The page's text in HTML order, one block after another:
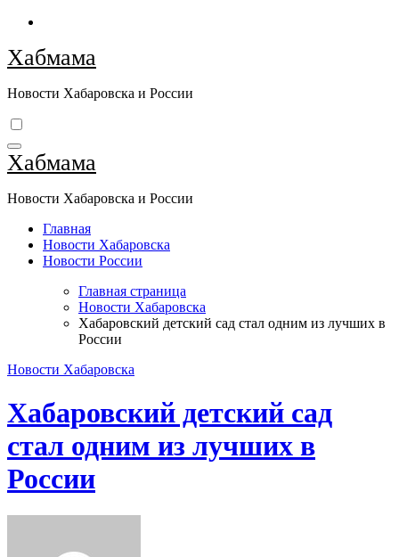
Перейти
содержимому
Хабмама
Новости Хабаровска и России
Хабмама
Новости Хабаровска и России
Главная
Новости Хабаровска
Новости России
Главная страница
Новости Хабаровска
Хабаровский детский сад стал одним из лучших в
России
Новости Хабаровска
Хабаровский детский сад
стал одним из лучших в
России